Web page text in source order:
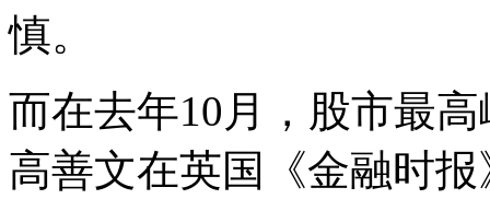
慎。
而在去年10月，股市最
高善文在英国《金融时